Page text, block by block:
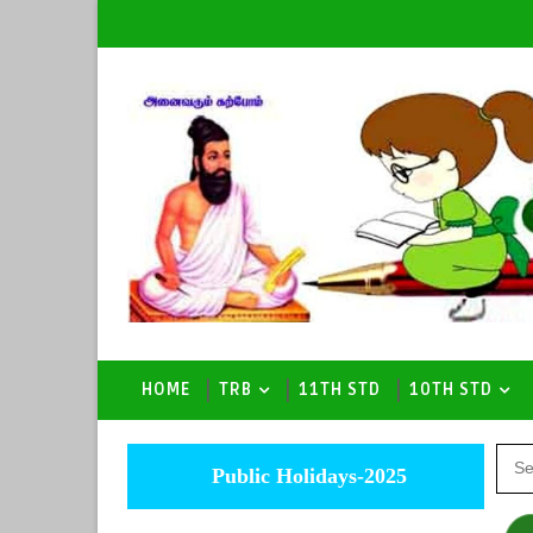
HOME TRB 11TH STD 10TH STD
Public Holidays-2025